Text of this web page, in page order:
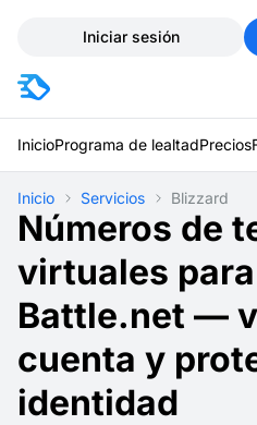
Iniciar sesión
InicioPrograma de lealtadPrecios
Inicio Servicios Blizzard
Números de
virtuales
Battle.net —
cuenta y
identidad